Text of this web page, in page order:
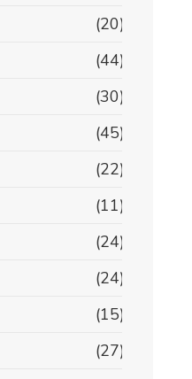
(20)
(44)
(30)
(45)
(22)
(11)
(24)
(24)
(15)
(27)